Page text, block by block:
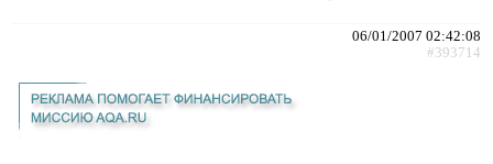
06/01/2007 02:42:08
#393714